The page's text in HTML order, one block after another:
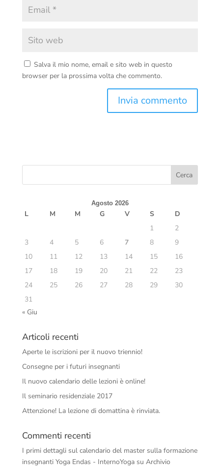
Salva il mio nome, email e sito web in questo
browser per la prossima volta che commento.
Agosto 2026
L M M G V S
D
1
2
3
4 5 6 7 8
9
10
11 12 13 14 15
16
17
18 19 20 21 22
23
24
25 26 27 28 29
30
31
« Giu
Articoli recenti
Aperte le iscrizioni per il nuovo triennio!
Consegne per i futuri insegnanti
Il nuovo calendario delle lezioni è online!
Il seminario residenziale 2017
Attenzione! La lezione di domattina è rinviata.
Commenti recenti
I primi dettagli sul calendario del master sulla formazione
insegnanti Yoga Endas - InternoYogasu Archivio